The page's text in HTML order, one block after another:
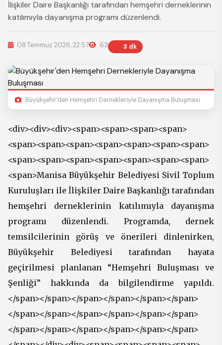
İlişkiler Daire Başkanlığı tarafından hemşehri derneklerinin
katılımıyla dayanışma programı düzenlendi.
08 Temmuz 2026, 22:57 63 3 dk
Büyükşehir'den Hemşehri Dernekleriyle Dayanışma Buluşması
<div><div><div><span><span><span><span>
<span><span><span><span><span><span><span>
<span><span><span><span><span><span><span>
<span>Manisa Büyükşehir Belediyesi Sivil Toplum
Kuruluşları ile İlişkiler Daire Başkanlığı tarafından
hemşehri derneklerinin katılımıyla dayanışma
programı düzenlendi. Programda, dernek
temsilcilerinin görüş ve önerileri dinlenirken,
Büyükşehir Belediyesi tarafından hayata
geçirilmesi planlanan “Hemşehri Buluşması ve
Şenliği” hakkında da bilgilendirme yapıldı.
</span></span></span></span></span></span>
</span></span></span></span></span></span>
</span></span></span></span></span></span>